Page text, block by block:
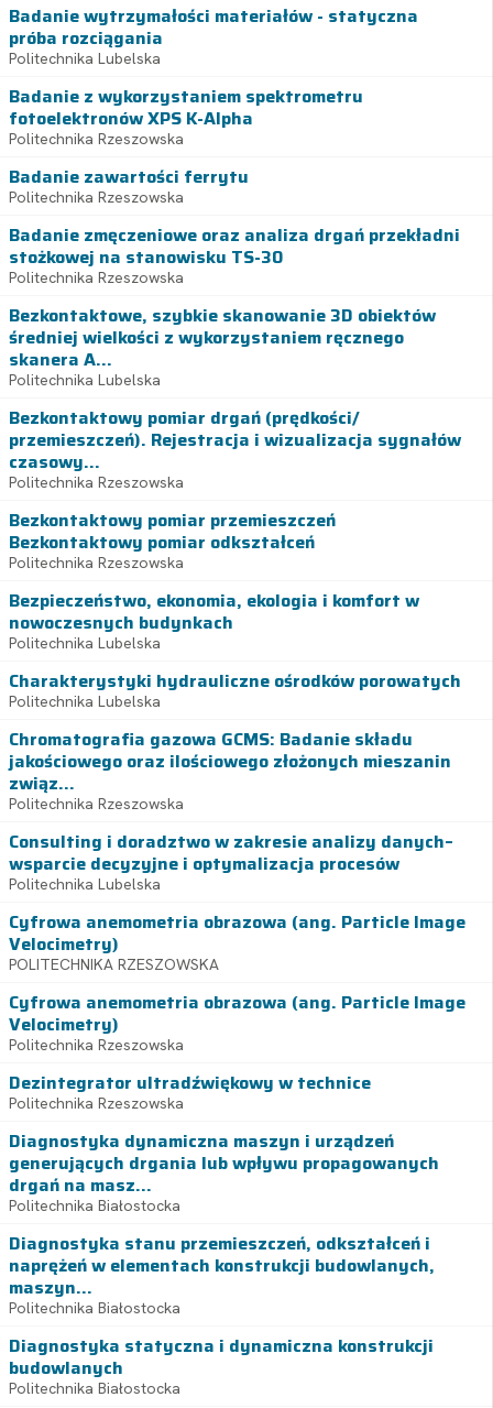
Badanie wytrzymałości materiałów - statyczna
próba rozciągania
Politechnika Lubelska
Badanie z wykorzystaniem spektrometru
fotoelektronów XPS K-Alpha
Politechnika Rzeszowska
Badanie zawartości ferrytu
Politechnika Rzeszowska
Badanie zmęczeniowe oraz analiza drgań przekładni
stożkowej na stanowisku TS-30
Politechnika Rzeszowska
Bezkontaktowe, szybkie skanowanie 3D obiektów
średniej wielkości z wykorzystaniem ręcznego
skanera A...
Politechnika Lubelska
Bezkontaktowy pomiar drgań (prędkości/
przemieszczeń). Rejestracja i wizualizacja sygnałów
czasowy...
Politechnika Rzeszowska
Bezkontaktowy pomiar przemieszczeń
Bezkontaktowy pomiar odkształceń
Politechnika Rzeszowska
Bezpieczeństwo, ekonomia, ekologia i komfort w
nowoczesnych budynkach
Politechnika Lubelska
Charakterystyki hydrauliczne ośrodków porowatych
Politechnika Lubelska
Chromatografia gazowa GCMS: Badanie składu
jakościowego oraz ilościowego złożonych mieszanin
związ...
Politechnika Rzeszowska
Consulting i doradztwo w zakresie analizy danych–
wsparcie decyzyjne i optymalizacja procesów
Politechnika Lubelska
Cyfrowa anemometria obrazowa (ang. Particle Image
Velocimetry)
POLITECHNIKA RZESZOWSKA
Cyfrowa anemometria obrazowa (ang. Particle Image
Velocimetry)
Politechnika Rzeszowska
Dezintegrator ultradźwiękowy w technice
Politechnika Rzeszowska
Diagnostyka dynamiczna maszyn i urządzeń
generujących drgania lub wpływu propagowanych
drgań na masz...
Politechnika Białostocka
Diagnostyka stanu przemieszczeń, odkształceń i
naprężeń w elementach konstrukcji budowlanych,
maszyn...
Politechnika Białostocka
Diagnostyka statyczna i dynamiczna konstrukcji
budowlanych
Politechnika Białostocka